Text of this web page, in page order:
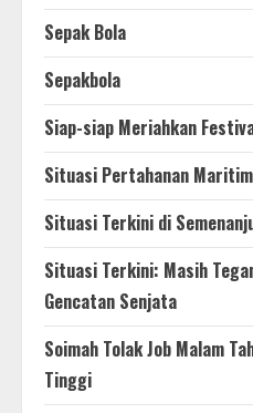
Sepak Bola
Sepakbola
Siap-siap Meriahkan
Situasi Pertahanan
Situasi Terkini di
Situasi Terkini: Masih
Gencatan Senjata
Soimah Tolak Job Malam
Tinggi